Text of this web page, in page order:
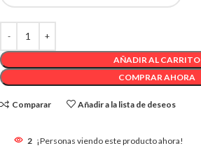
AÑADIR AL CARRITO
COMPRAR AHORA
Comparar Añadir a la lista de deseos
2 ¡Personas viendo este producto ahora!